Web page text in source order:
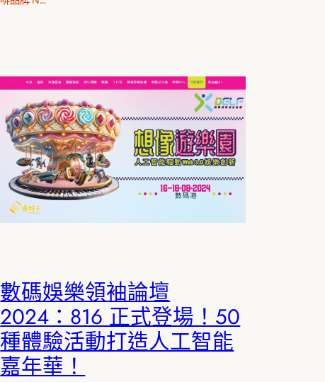
數碼娛樂領袖論壇
2024：816 正式登場！50
種體驗活動打造人工智能
嘉年華！